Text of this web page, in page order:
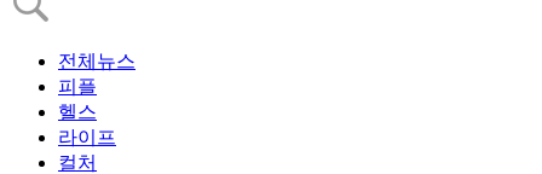
전체뉴스
피플
헬스
라이프
컬처